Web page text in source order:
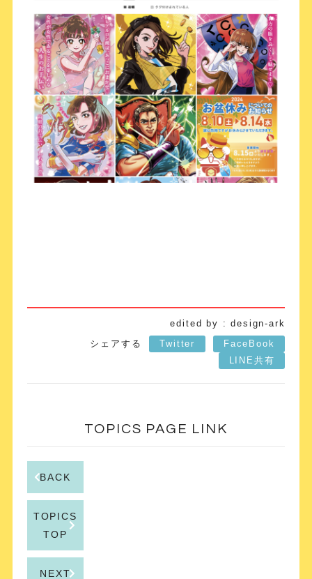
edited by : design-ark
シェアする
Twitter
FaceBook
LINE共有
TOPICS PAGE LINK
BACK
TOPICS
TOP
NEXT